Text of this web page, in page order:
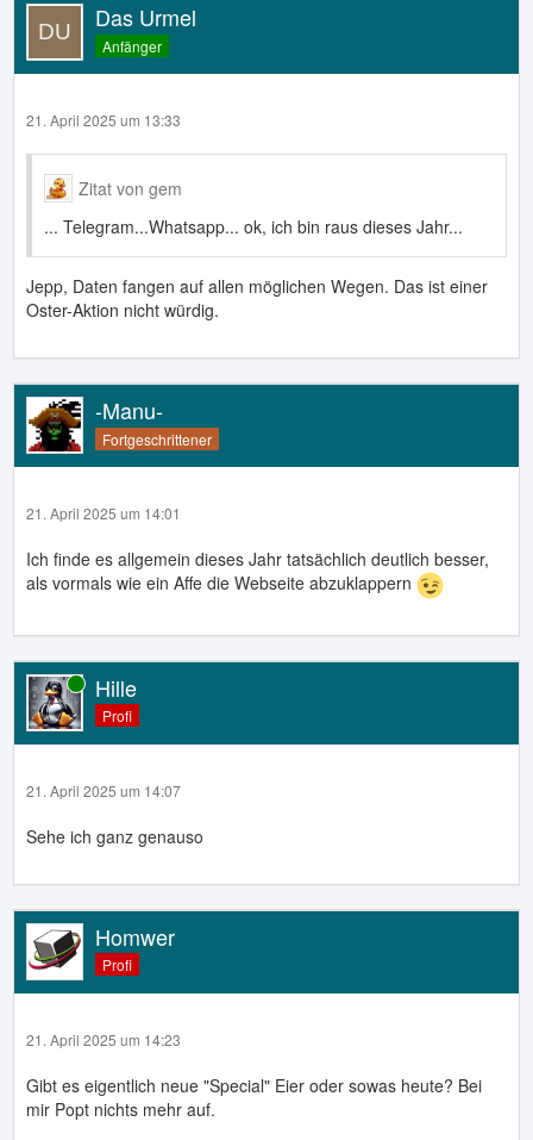
Das Urmel
Anfänger
21. April 2025 um 13:33
Zitat von gem
... Telegram...Whatsapp... ok, ich bin raus dieses Jahr...
Jepp, Daten fangen auf allen möglichen Wegen. Das ist einer
Oster-Aktion nicht würdig.
-Manu-
Fortgeschrittener
21. April 2025 um 14:01
Ich finde es allgemein dieses Jahr tatsächlich deutlich besser,
als vormals wie ein Affe die Webseite abzuklappern
Hille
Online
Profi
21. April 2025 um 14:07
Sehe ich ganz genauso
Homwer
Profi
21. April 2025 um 14:23
Gibt es eigentlich neue "Special" Eier oder sowas heute? Bei
mir Popt nichts mehr auf.